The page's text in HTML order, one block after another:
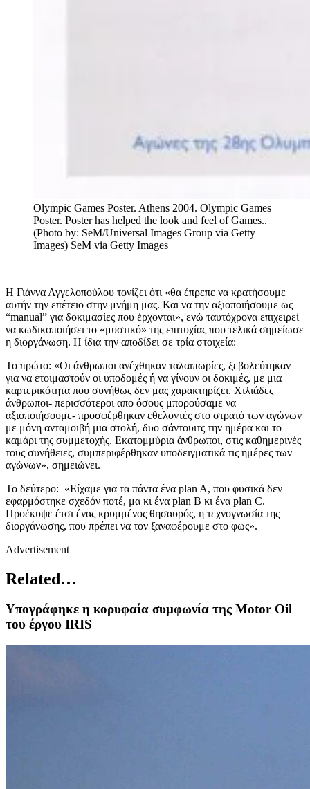
Olympic Games Poster. Athens 2004. Olympic Games
Poster. Poster has helped the look and feel of Games..
(Photo by: SeM/Universal Images Group via Getty
Images) SeM via Getty Images
Η Γιάννα Αγγελοπούλου τονίζει ότι «θα έπρεπε να κρατήσουμε
αυτήν την επέτειο στην μνήμη μας. Και να την αξιοποιήσουμε ως
“manual” για δοκιμασίες που έρχονται», ενώ ταυτόχρονα επιχειρεί
να κωδικοποιήσει το «μυστικό» της επιτυχίας που τελικά σημείωσε
η διοργάνωση. Η ίδια την αποδίδει σε τρία στοιχεία:
Το πρώτο: «Οι άνθρωποι ανέχθηκαν ταλαιπωρίες, ξεβολεύτηκαν
για να ετοιμαστούν οι υποδομές ή να γίνουν οι δοκιμές, με μια
καρτερικότητα που συνήθως δεν μας χαρακτηρίζει. Χιλιάδες
άνθρωποι- περισσότεροι απο όσους μπορούσαμε να
αξιοποιήσουμε- προσφέρθηκαν εθελοντές στο στρατό των αγώνων
με μόνη ανταμοιβή μια στολή, δυο σάντουιτς την ημέρα και το
καμάρι της συμμετοχής. Εκατομμύρια άνθρωποι, στις καθημερινές
τους συνήθειες, συμπεριφέρθηκαν υποδειγματικά τις ημέρες των
αγώνων», σημειώνει.
Το δεύτερο: «Είχαμε για τα πάντα ένα plan A, που φυσικά δεν
εφαρμόστηκε σχεδόν ποτέ, μα κι ένα plan B κι ένα plan C.
Προέκυψε έτσι ένας κρυμμένος θησαυρός, η τεχνογνωσία της
διοργάνωσης, που πρέπει να τον ξαναφέρουμε στο φως».
Advertisement
Related…
Υπογράφηκε η κορυφαία συμφωνία της Motor Oil
του έργου IRIS